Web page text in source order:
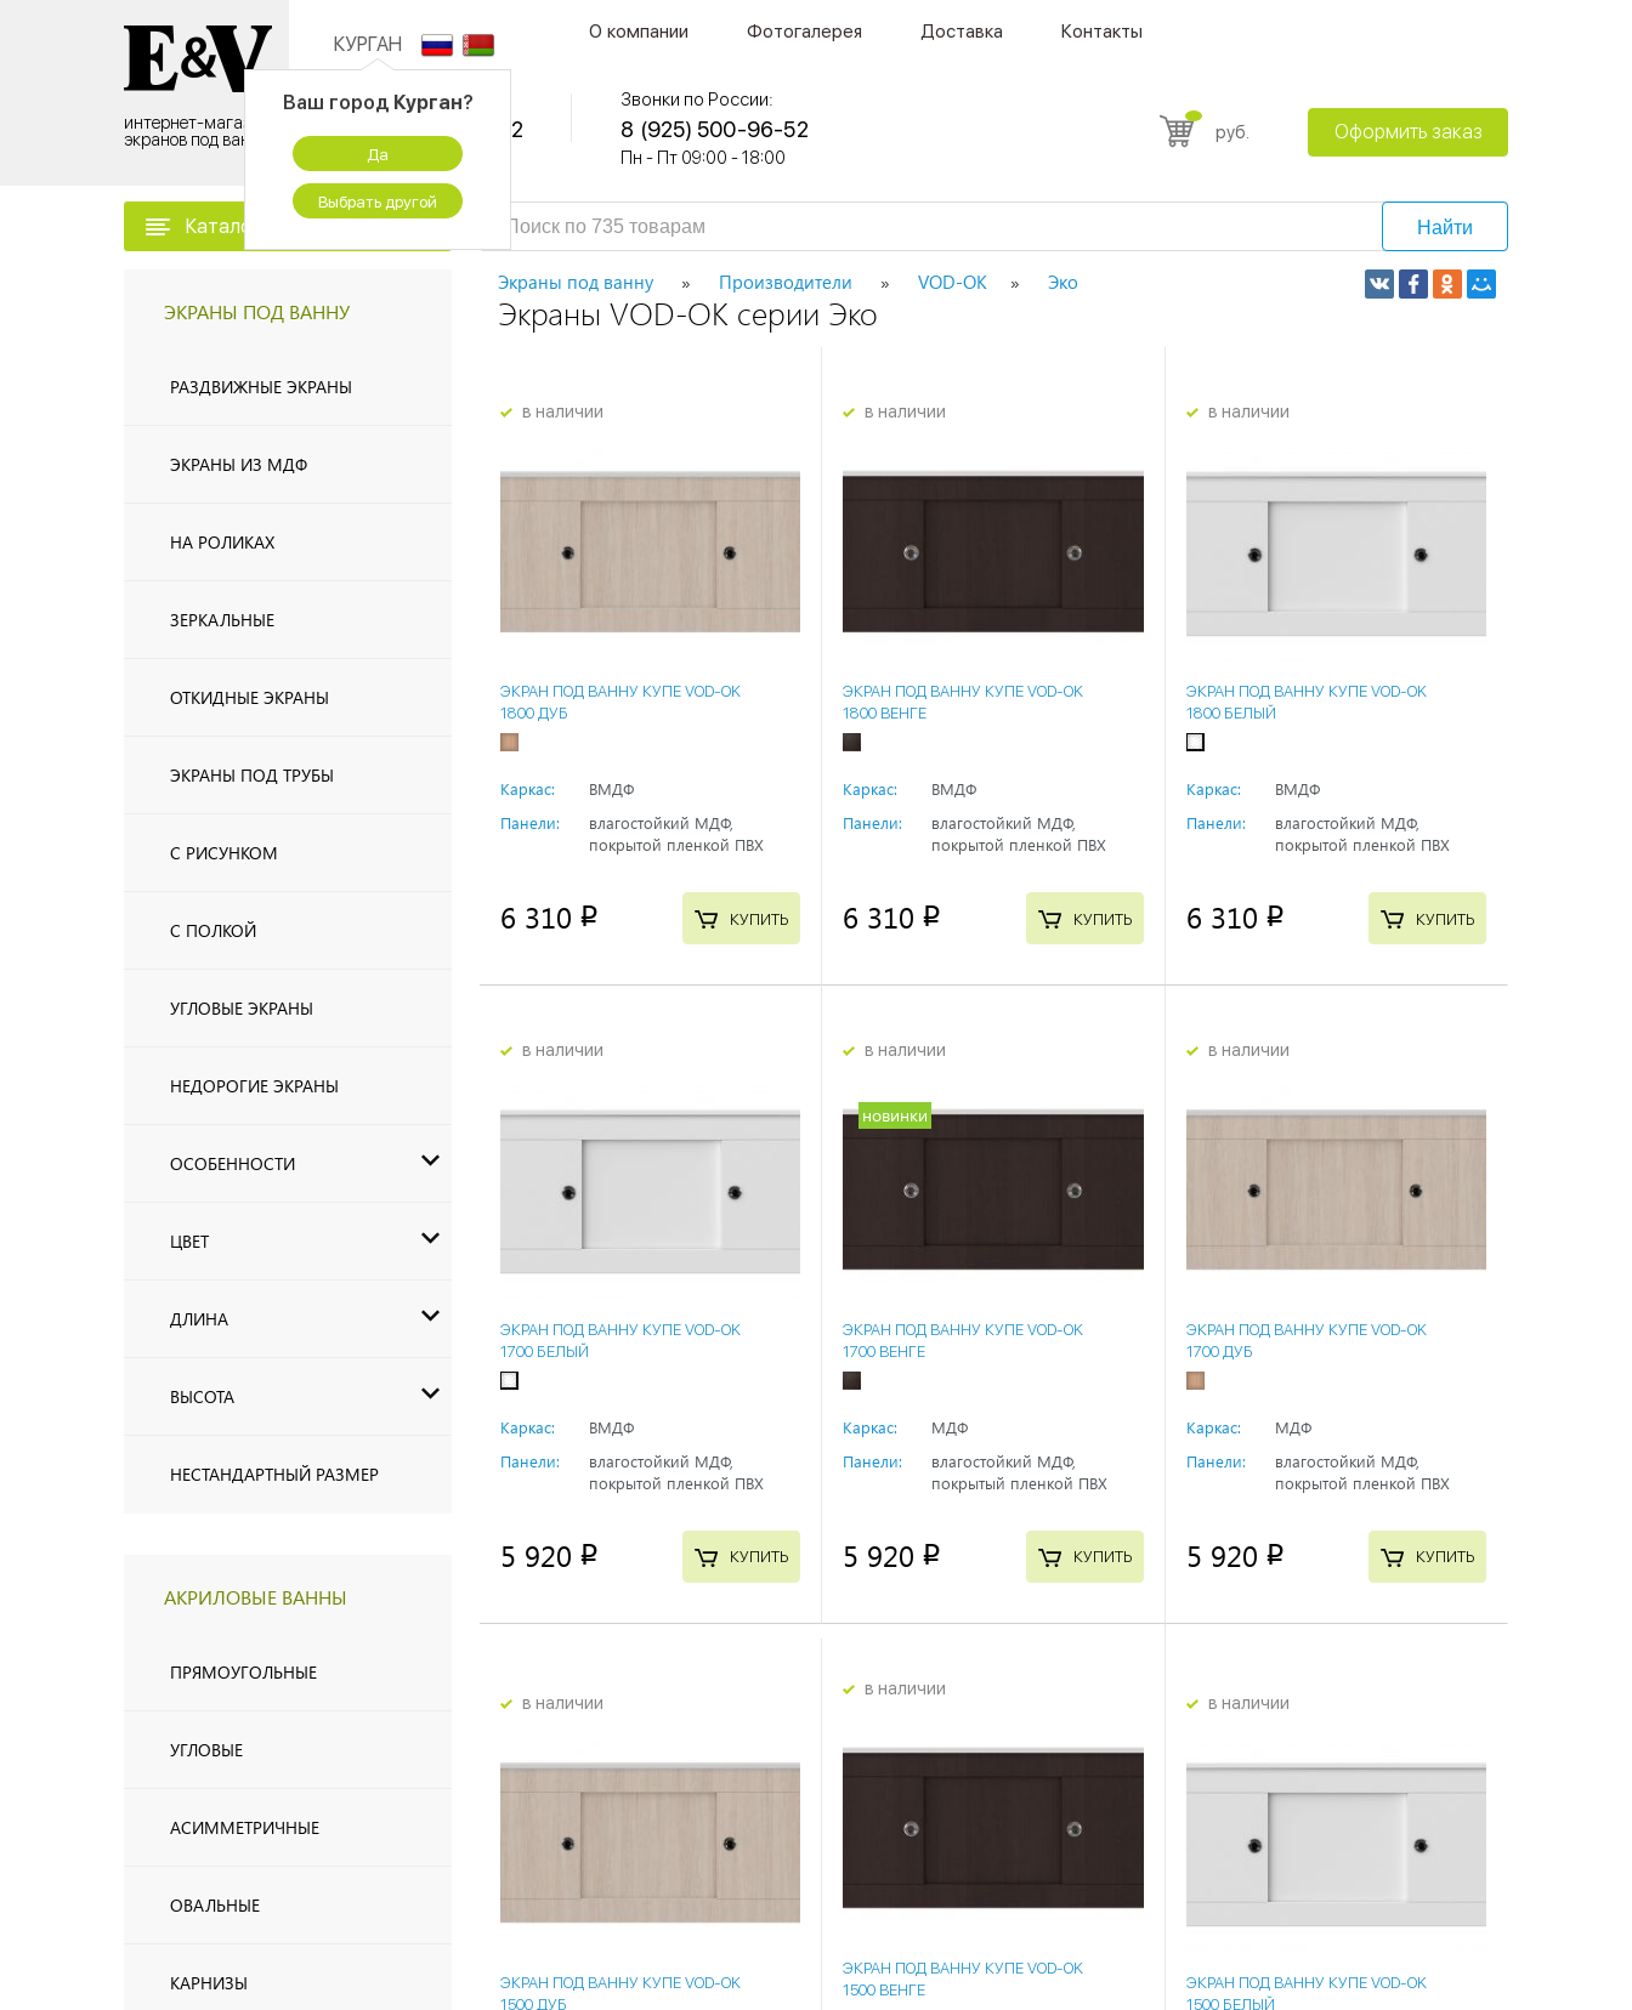
интернет-магазин
экранов под ванну
КУРГАН
Ваш город Курган?
Да
Выбрать другой
О компании Фотогалерея Доставка Контакты
Контактный центр:
8 (495) 500-96-52
временно не работаем
Звонки по России:
8 (925) 500-96-52
Пн - Пт 09:00 - 18:00
руб. Оформить заказ
Каталог товаров Найти
ЭКРАНЫ ПОД ВАННУ
РАЗДВИЖНЫЕ ЭКРАНЫ
ЭКРАНЫ ИЗ МДФ
НА РОЛИКАХ
ЗЕРКАЛЬНЫЕ
ОТКИДНЫЕ ЭКРАНЫ
ЭКРАНЫ ПОД ТРУБЫ
С РИСУНКОМ
С ПОЛКОЙ
УГЛОВЫЕ ЭКРАНЫ
НЕДОРОГИЕ ЭКРАНЫ
ОСОБЕННОСТИ
ЦВЕТ
ДЛИНА
ВЫСОТА
НЕСТАНДАРТНЫЙ РАЗМЕР
АКРИЛОВЫЕ ВАННЫ
ПРЯМОУГОЛЬНЫЕ
УГЛОВЫЕ
АСИММЕТРИЧНЫЕ
ОВАЛЬНЫЕ
КАРНИЗЫ
Экраны под ванну Производители VOD-OK Эко
Экраны VOD-OK серии Эко
в наличии
ЭКРАН ПОД ВАННУ КУПЕ VOD-OK
1800 ДУБ
Каркас:
ВМДФ
Панели:
влагостойкий МДФ,
покрытой пленкой ПВХ
6 310 p КУПИТЬ
в наличии
ЭКРАН ПОД ВАННУ КУПЕ VOD-OK
1800 ВЕНГЕ
Каркас:
ВМДФ
Панели:
влагостойкий МДФ,
покрытой пленкой ПВХ
6 310 p КУПИТЬ
в наличии
ЭКРАН ПОД ВАННУ КУПЕ VOD-OK
1800 БЕЛЫЙ
Каркас:
ВМДФ
Панели:
влагостойкий МДФ,
покрытой пленкой ПВХ
6 310 p КУПИТЬ
в наличии
ЭКРАН ПОД ВАННУ КУПЕ VOD-OK
1700 БЕЛЫЙ
Каркас:
ВМДФ
Панели:
влагостойкий МДФ,
покрытой пленкой ПВХ
5 920 p КУПИТЬ
в наличии
новинки
ЭКРАН ПОД ВАННУ КУПЕ VOD-OK
1700 ВЕНГЕ
Каркас:
МДФ
Панели:
влагостойкий МДФ,
покрытый пленкой ПВХ
5 920 p КУПИТЬ
в наличии
ЭКРАН ПОД ВАННУ КУПЕ VOD-OK
1700 ДУБ
Каркас:
МДФ
Панели:
влагостойкий МДФ,
покрытой пленкой ПВХ
5 920 p КУПИТЬ
в наличии
ЭКРАН ПОД ВАННУ КУПЕ VOD-OK
1500 ДУБ
в наличии
ЭКРАН ПОД ВАННУ КУПЕ VOD-OK
1500 ВЕНГЕ
в наличии
ЭКРАН ПОД ВАННУ КУПЕ VOD-OK
1500 БЕЛЫЙ